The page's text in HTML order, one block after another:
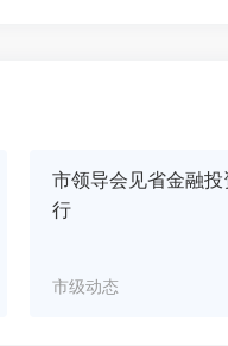
市领导会见省金融
行
市级动态